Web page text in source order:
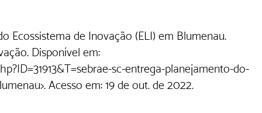
Ecossistema de Inovação (ELI) em Blumenau.
Disponível em:
sc-entrega-planejamento-do-
Acesso em: 19 de out. de 2022.